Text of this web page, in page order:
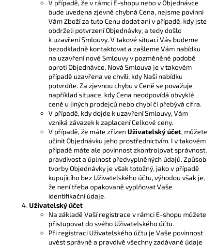
V případě, že v rámci E-shopu nebo v Objednávce
bude uvedena zjevně chybná Cena, nejsme povinni
Vám Zboží za tuto Cenu dodat ani v případě, kdy jste
obdrželi potvrzení Objednávky, a tedy došlo
k uzavření Smlouvy. V takové situaci Vás budeme
bezodkladně kontaktovat a zašleme Vám nabídku
na uzavření nové Smlouvy v pozměněné podobě
oproti Objednávce. Nová Smlouva je v takovém
případě uzavřena ve chvíli, kdy Naši nabídku
potvrdíte. Za zjevnou chybu v Ceně se považuje
například situace, kdy Cena neodpovídá obvyklé
ceně u jiných prodejců nebo chybí či přebývá cifra.
V případě, kdy dojde k uzavření Smlouvy, Vám
vzniká závazek k zaplacení Celkové ceny.
V případě, že máte zřízen Uživatelský účet, můžete
učinit Objednávku jeho prostřednictvím. I v takovém
případě máte ale povinnost zkontrolovat správnost,
pravdivost a úplnost předvyplněných údajů. Způsob
tvorby Objednávky je však totožný, jako v případě
kupujícího bez Uživatelského účtu, výhodou však je,
že není třeba opakovaně vyplňovat Vaše
identifikační údaje.
Uživatelský účet
Na základě Vaší registrace v rámci E-shopu můžete
přistupovat do svého Uživatelského účtu.
Při registraci Uživatelského účtu je Vaše povinnost
uvést správně a pravdivě všechny zadávané údaje